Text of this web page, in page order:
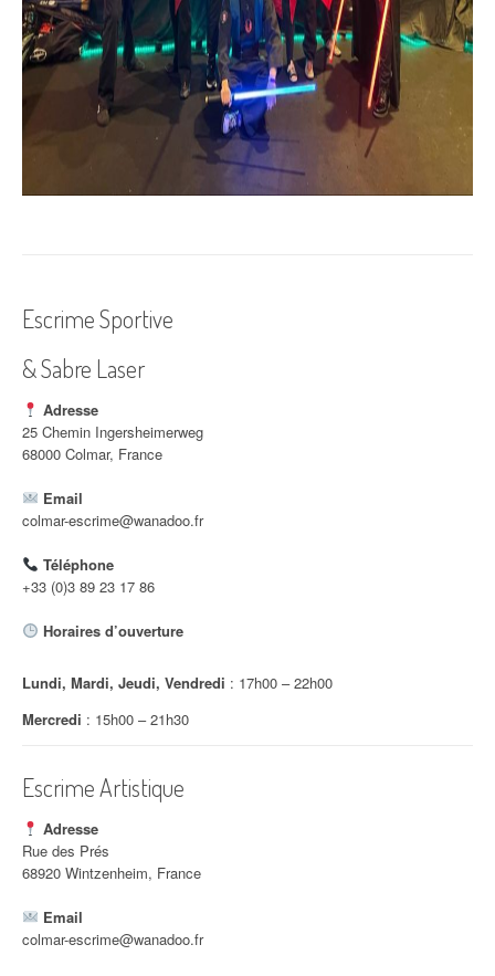
Escrime Sportive
& Sabre Laser
Adresse
25 Chemin Ingersheimerweg
68000 Colmar, France
Email
colmar-escrime@wanadoo.fr
Téléphone
+33 (0)3 89 23 17 86
Horaires d’ouverture
Lundi, Mardi, Jeudi, Vendredi : 17h00 – 22h00
Mercredi : 15h00 – 21h30
Escrime Artistique
Adresse
Rue des Prés
68920 Wintzenheim, France
Email
colmar-escrime@wanadoo.fr